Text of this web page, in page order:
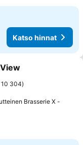
Katso hinnat
10 304
Brasserie X -